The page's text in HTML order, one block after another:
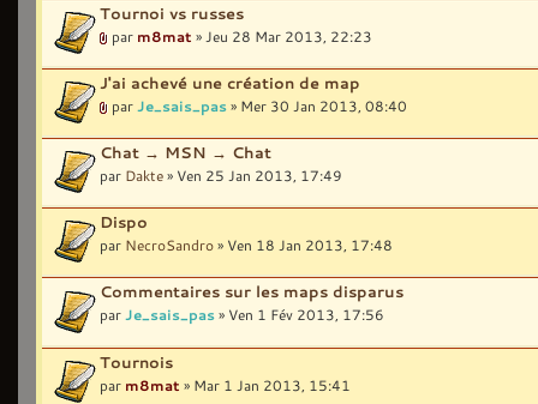
Tournoi vs russes
par m8mat » Jeu 28 Mar 2013, 22:23
J'ai achevé une création de map
par Je_sais_pas» Mer 30 Jan 2013, 08:40
Chat → MSN → Chat
par Dakte» Ven 25 Jan 2013, 17:49
Dispo
par NecroSandro» Ven 18 Jan 2013, 17:48
Commentaires sur les maps disparus
parJe_sais_pas» Ven 1 Fév 2013, 17:56
Tournois
par m8mat » Mar 1 Jan 2013, 15:41